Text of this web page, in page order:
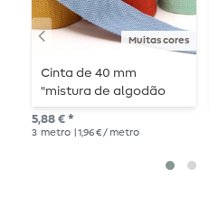
Muitas cores
Cinta de 40 mm
"mistura de algodão
macio" - 3 m de
comprimento
5,88 € *
3 metro | 1,96 € / metro